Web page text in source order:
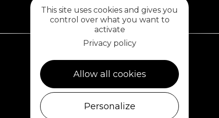
Plouescat
5, rue des Halles
02 98 69 62 18
This site uses cookies and gives you
control over what you want to
activate
Privacy policy
Allow all cookies
Personalize